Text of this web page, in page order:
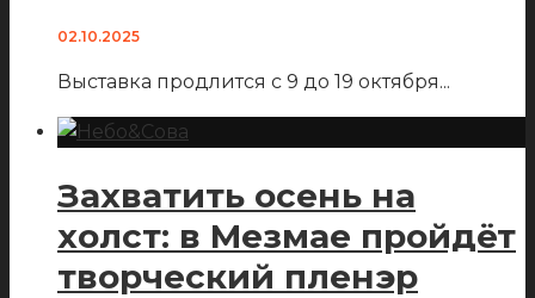
02.10.2025
Выставка продлится с 9 до 19 октября...
Захватить осень на
холст: в Мезмае пройдёт
творческий пленэр